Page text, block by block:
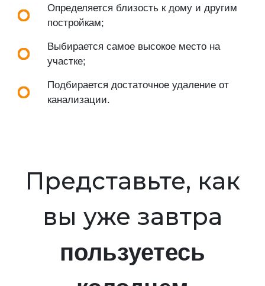
Определяется близость к дому и другим
постройкам;
Выбирается самое высокое место на
участке;
Подбирается достаточное удаление от
канализации.
Представьте, как
вы уже завтра
пользуетесь